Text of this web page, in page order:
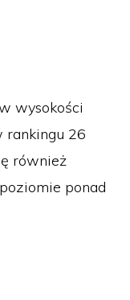
wysokości
rankingu 26
również
ponad